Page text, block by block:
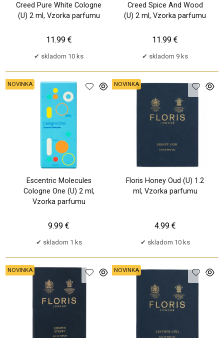
Creed Pure White Cologne
(U) 2 ml, Vzorka parfumu
skladom 10 ks
11.99 €
Creed Spice And Wood
(U) 2 ml, Vzorka parfumu
skladom 9 ks
11.99 €
Escentric Molecules
Cologne One (U) 2 ml,
Vzorka parfumu
NOVINKA
skladom 1 ks
9.99 €
Floris Honey Oud (U) 1.2
ml, Vzorka parfumu
NOVINKA
skladom 10 ks
4.99 €
NOVINKA NOVINKA